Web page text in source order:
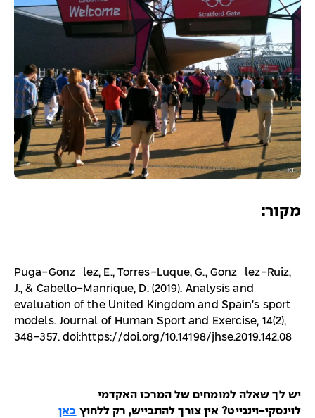
מקור:
Puga-González, E., Torres-Luque, G., González-Ruiz,
J., & Cabello-Manrique, D. (2019). Analysis and
evaluation of the United Kingdom and Spain’s sport
models. Journal of Human Sport and Exercise, 14(2),
348-357. doi:https://doi.org/10.14198/jhse.2019.142.08
יש לך שאלה למומחים של המרכז האקדמי
לוינסקי-וינגייט? אין צורך להתבייש, רק ללחוץ כאן